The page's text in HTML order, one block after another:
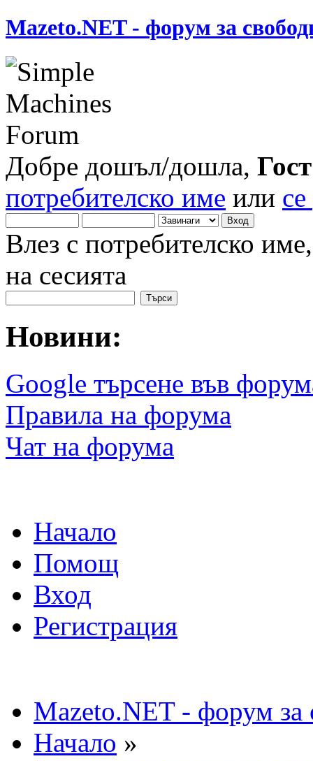
Mazeto.NET - форум за
Добре дошъл/дошла, Гост
потребителско име или
Влез с потребителско
на сесията
Новини:
Google търсене във
Правила на форума
Чат на форума
Начало
Помощ
Вход
Регистрация
Mazeto.NET - форум за
Начало »